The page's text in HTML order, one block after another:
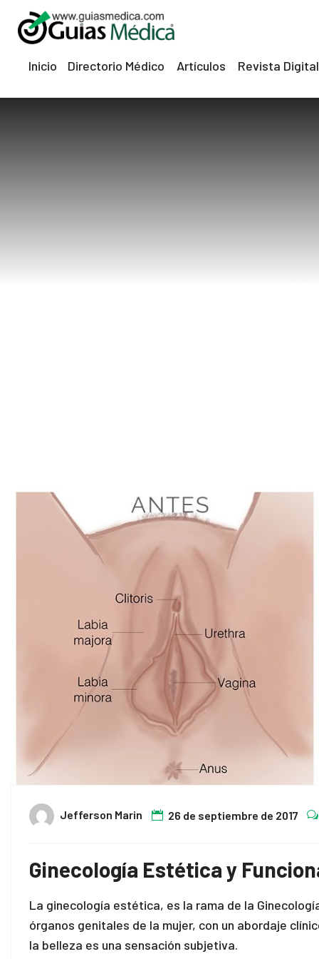
Inicio Directorio Médico Artículos Revista Digital
Jefferson Marin 26 de septiembre de 2017
Ginecología Estética y
La ginecología estética, es la rama de la
órganos genitales de la mujer, con un abordaje
la belleza es una sensación subjetiva.